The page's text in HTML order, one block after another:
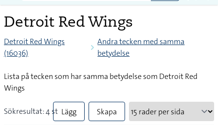
Detroit Red Wings
Detroit Red Wings
(16036)
Andra tecken med samma
betydelse
Lista på tecken som har samma betydelse som Detroit Red
Wings
Sökresultat: 4 st Lägg
Skapa